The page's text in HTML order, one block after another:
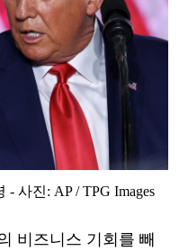
사진: AP / TPG Images
비즈니스 기회를 빼